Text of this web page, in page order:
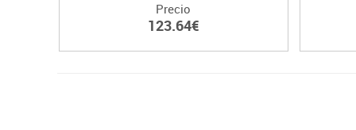
Precio
123.64€